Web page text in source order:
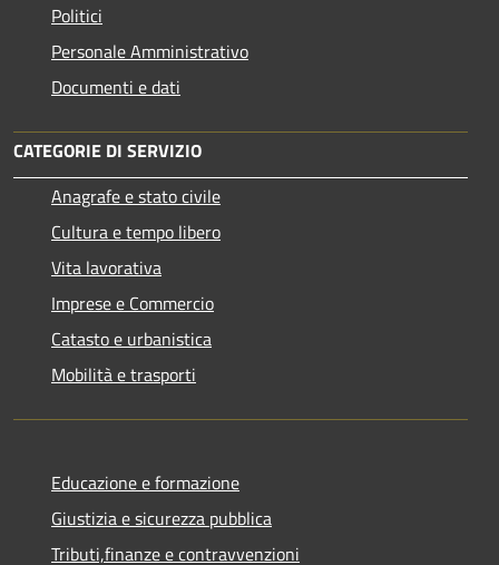
Politici
Personale Amministrativo
Documenti e dati
CATEGORIE DI SERVIZIO
Anagrafe e stato civile
Cultura e tempo libero
Vita lavorativa
Imprese e Commercio
Catasto e urbanistica
Mobilità e trasporti
Educazione e formazione
Giustizia e sicurezza pubblica
Tributi,finanze e contravvenzioni